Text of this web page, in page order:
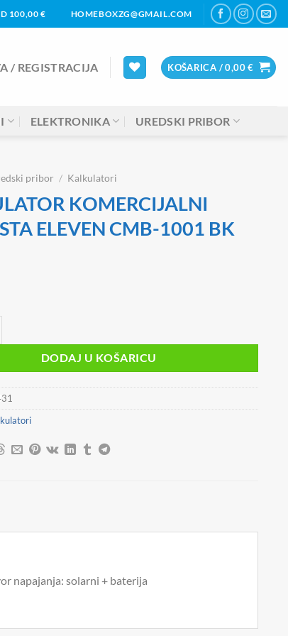
100,00 € HOMEBOXZG@GMAIL.COM
/ REGISTRACIJA KOŠARICA /0,00€
ELEKTRONIKA UREDSKI PRIBOR
pribor / Kalkulatori
KOMERCIJALNI
ELEVEN CMB-1001 BK
DODAJ U KOŠARICU
napajanja: solarni + baterija